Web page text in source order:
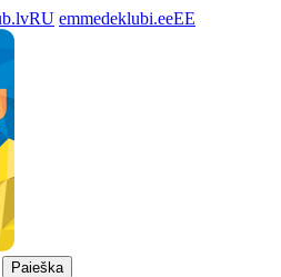
RU emmedeklubi.eeEE
Paieška